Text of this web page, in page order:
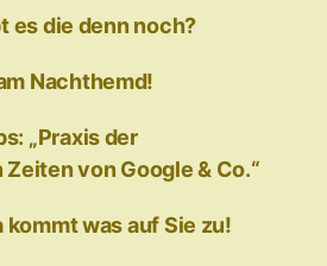
es die denn noch?
Nachthemd!
„Praxis der
von Google & Co.“
kommt was auf Sie zu!